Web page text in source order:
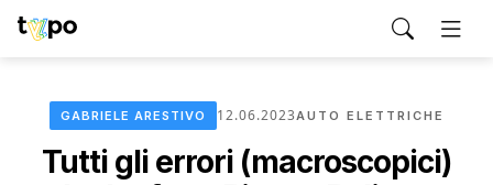
GABRIELE ARESTIVO 12.06.2023AUTO ELETTRICHE
Tutti gli errori (macroscopici)